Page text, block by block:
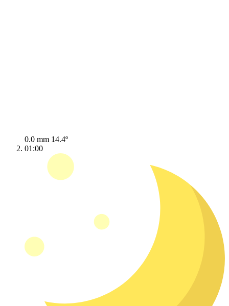
0.0 mm 14.4º
01:00